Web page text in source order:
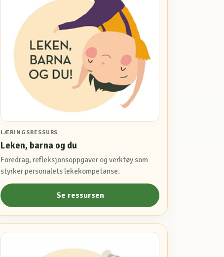
LÆRINGSRESSURS
Leken, barna og du
Foredrag, refleksjonsoppgaver og verktøy som
styrker personalets lekekompetanse.
Se ressursen